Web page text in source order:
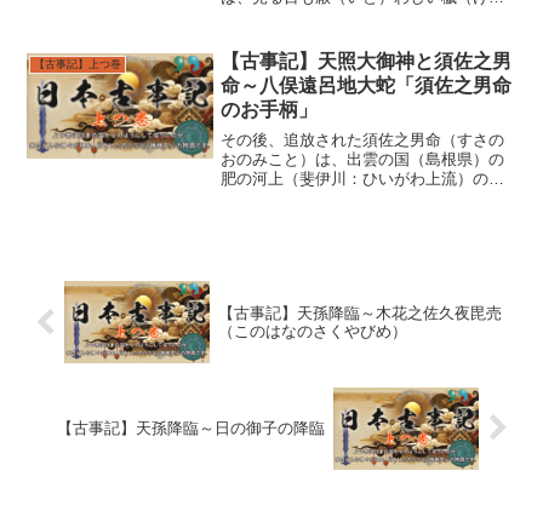
い」と仰せになり、竺紫の日向（つくし
のひゅうが：所在は未詳だが...
【古事記】上つ巻
【古事記】天照大御神と須佐之男
命～八俣遠呂地大蛇「須佐之男命
のお手柄」
その後、追放された須佐之男命（すさの
おのみこと）は、出雲の国（島根県）の
肥の河上（斐伊川：ひいがわ上流）の鳥
【古事記】天孫降臨～木花之佐久夜毘売
（このはなのさくやびめ）
【古事記】天孫降臨～日の御子の降臨